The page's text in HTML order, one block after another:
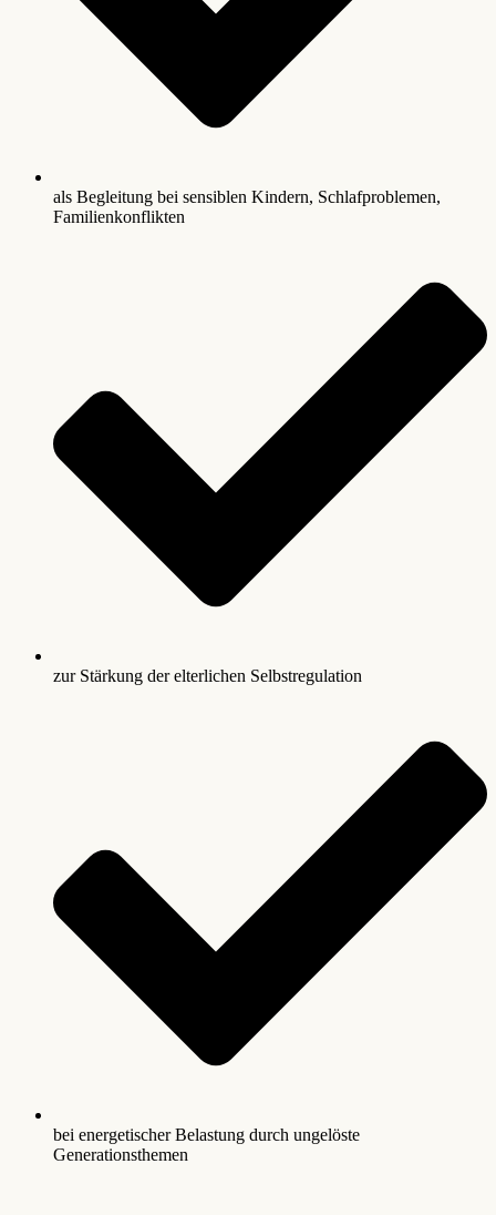
als Begleitung bei sensiblen Kindern, Schlafproblemen,
Familienkonflikten
zur Stärkung der elterlichen Selbstregulation
bei energetischer Belastung durch ungelöste
Generationsthemen